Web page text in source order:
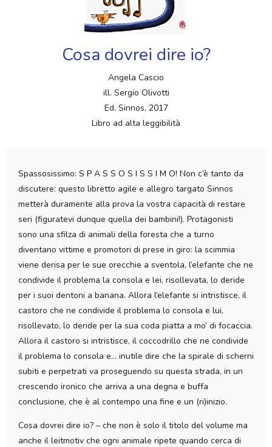
Cosa dovrei dire io?
Angela Cascio
ill. Sergio Olivotti
Ed. Sinnos, 2017
Libro ad alta leggibilità
Spassosissimo: S P A S S O S I S S I M O! Non c’è tanto da
discutere: questo libretto agile e allegro targato Sinnos
metterà duramente alla prova la vostra capacità di restare
seri (figuratevi dunque quella dei bambini!). Protagonisti
sono una sfilza di animali della foresta che a turno
diventano vittime e promotori di prese in giro: la scimmia
viene derisa per le sue orecchie a sventola, l’elefante che ne
condivide il problema la consola e lei, risollevata, lo deride
per i suoi dentoni a banana. Allora l’elefante si intristisce, il
castoro che ne condivide il problema lo consola e lui,
risollevato, lo deride per la sua coda piatta a mo’ di focaccia.
Allora il castoro si intristisce, il coccodrillo che ne condivide
il problema lo consola e… inutile dire che la spirale di scherni
subiti e perpetrati va proseguendo su questa strada, in un
crescendo ironico che arriva a una degna e buffa
conclusione, che è al contempo una fine e un (ri)inizio.
Cosa dovrei dire io? – che non è solo il titolo del volume ma
anche il leitmotiv che ogni animale ripete quando cerca di